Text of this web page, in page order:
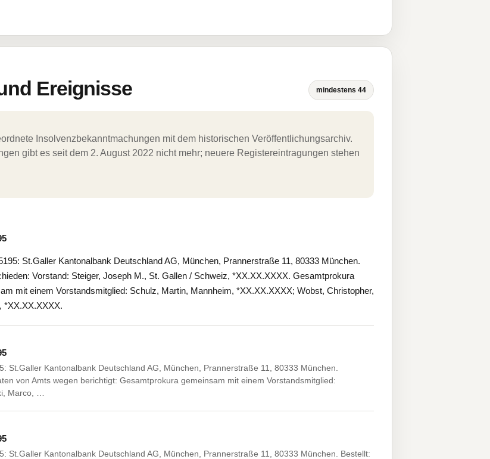
Ereignisse mindestens 44
Insolvenzbekanntmachungen mit dem historischen Veröffentlichungsarchiv.
gibt es seit dem 2. August 2022 nicht mehr; neuere Registereintragungen stehen
St.Galler Kantonalbank Deutschland AG, München, Prannerstraße 11, 80333 München.
Vorstand: Steiger, Joseph M., St. Gallen / Schweiz, *XX.XX.XXXX. Gesamtprokura
mit einem Vorstandsmitglied: Schulz, Martin, Mannheim, *XX.XX.XXXX; Wobst, Christopher,
*XX.XX.XXXX.
St.Galler Kantonalbank Deutschland AG, München, Prannerstraße 11, 80333 München.
von Amts wegen berichtigt: Gesamtprokura gemeinsam mit einem Vorstandsmitglied:
Marco, …
St.Galler Kantonalbank Deutschland AG, München, Prannerstraße 11, 80333 München. Bestellt: